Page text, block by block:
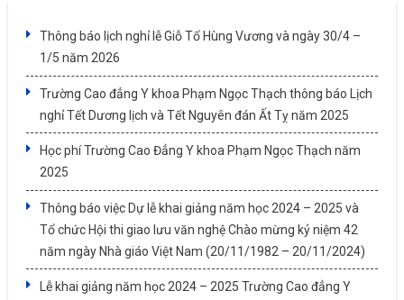
Thông báo lịch nghỉ lễ Giỗ Tổ Hùng Vương và ngày 30/4 –
1/5 năm 2026
Trường Cao đẳng Y khoa Phạm Ngọc Thạch thông báo Lịch
nghỉ Tết Dương lịch và Tết Nguyên đán Ất Tỵ năm 2025
Học phí Trường Cao Đẳng Y khoa Phạm Ngọc Thạch năm
2025
Thông báo việc Dự lễ khai giảng năm học 2024 – 2025 và
Tổ chức Hội thi giao lưu văn nghệ Chào mừng kỷ niệm 42
năm ngày Nhà giáo Việt Nam (20/11/1982 – 20/11/2024)
Lễ khai giảng năm học 2024 – 2025 Trường Cao đẳng Y